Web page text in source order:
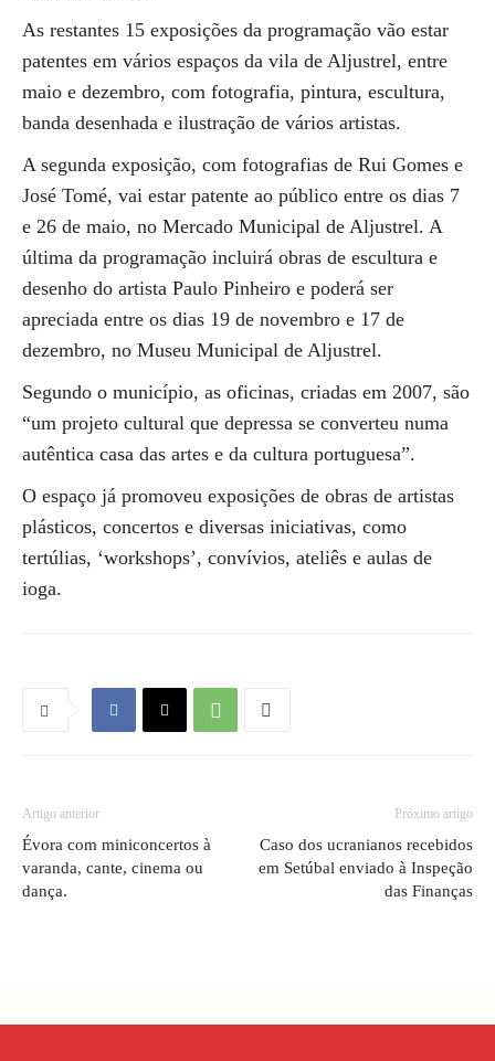
As restantes 15 exposições da programação vão estar
patentes em vários espaços da vila de Aljustrel, entre
maio e dezembro, com fotografia, pintura, escultura,
banda desenhada e ilustração de vários artistas.
A segunda exposição, com fotografias de Rui Gomes e
José Tomé, vai estar patente ao público entre os dias 7
e 26 de maio, no Mercado Municipal de Aljustrel. A
última da programação incluirá obras de escultura e
desenho do artista Paulo Pinheiro e poderá ser
apreciada entre os dias 19 de novembro e 17 de
dezembro, no Museu Municipal de Aljustrel.
Segundo o município, as oficinas, criadas em 2007, são
“um projeto cultural que depressa se converteu numa
autêntica casa das artes e da cultura portuguesa”.
O espaço já promoveu exposições de obras de artistas
plásticos, concertos e diversas iniciativas, como
tertúlias, ‘workshops’, convívios, ateliês e aulas de
ioga.
Artigo anterior
Évora com miniconcertos à
varanda, cante, cinema ou
dança.
Próximo artigo
Caso dos ucranianos recebidos
em Setúbal enviado à Inspeção
das Finanças